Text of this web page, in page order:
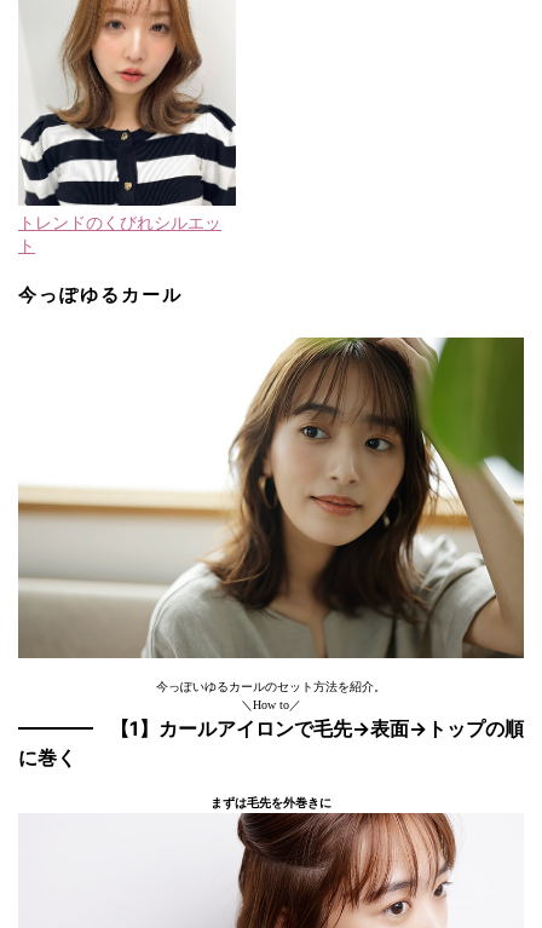
トレンドのくびれシルエッ
ト
今っぽゆるカール
今っぽいゆるカールのセット方法を紹介。
＼How to／
【1】カールアイロンで毛先→表面→トップの順
に巻く
まずは毛先を外巻きに